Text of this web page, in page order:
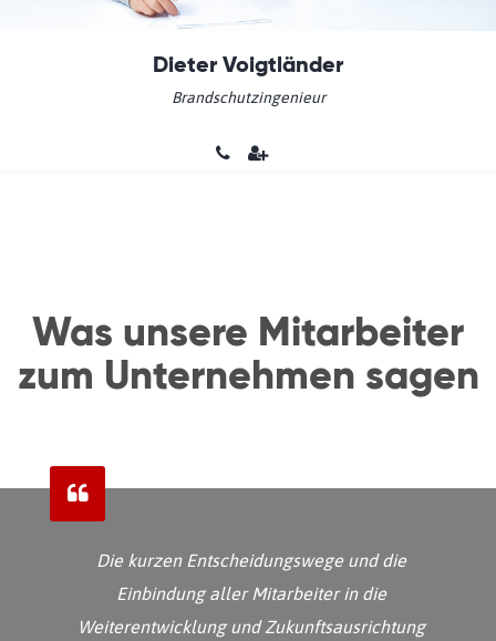
Dieter Voigtländer
Brandschutzingenieur
Was unsere Mitarbeiter
zum Unternehmen sagen
Die kurzen Entscheidungswege und die
Einbindung aller Mitarbeiter in die
Weiterentwicklung und Zukunftsausrichtung